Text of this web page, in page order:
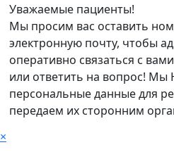
Уважаемые пациенты!
Мы просим вас оставить
электронную почту, чтобы
оперативно связаться с
или ответить на вопрос!
персональные данные для
передаем их сторонним
×